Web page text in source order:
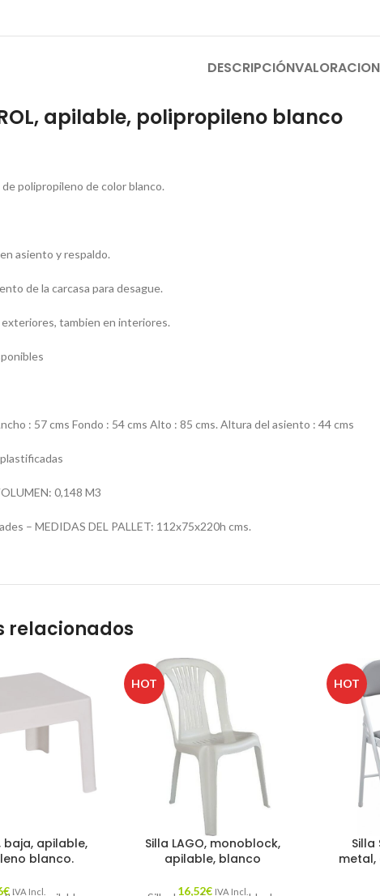
DESCRIPCIÓN
apilable, polipropileno blanco
polipropileno de color blanco.
asiento y respaldo.
de la carcasa para desague.
exteriores, tambien en interiores.
: 57 cms Fondo : 54 cms Alto : 85 cms. Altura del asiento : 44 cms
0,148 M3
– MEDIDAS DEL PALLET: 112x75x220h cms.
relacionados
baja, apilable,
blanco.
€ IVA Incl.
HOT
Silla LAGO, monoblock,
apilable, blanco
16,52€ IVA Incl.
HOT
Silla
metal,